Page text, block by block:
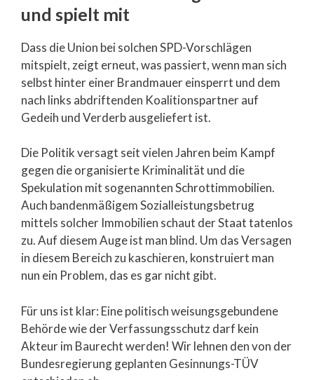
und spielt mit
Dass die Union bei solchen SPD-Vorschlägen
mitspielt, zeigt erneut, was passiert, wenn man sich
selbst hinter einer Brandmauer einsperrt und dem
nach links abdriftenden Koalitionspartner auf
Gedeih und Verderb ausgeliefert ist.
Die Politik versagt seit vielen Jahren beim Kampf
gegen die organisierte Kriminalität und die
Spekulation mit sogenannten Schrottimmobilien.
Auch bandenmäßigem Sozialleistungsbetrug
mittels solcher Immobilien schaut der Staat tatenlos
zu. Auf diesem Auge ist man blind. Um das Versagen
in diesem Bereich zu kaschieren, konstruiert man
nun ein Problem, das es gar nicht gibt.
Für uns ist klar: Eine politisch weisungsgebundene
Behörde wie der Verfassungsschutz darf kein
Akteur im Baurecht werden! Wir lehnen den von der
Bundesregierung geplanten Gesinnungs-TÜV